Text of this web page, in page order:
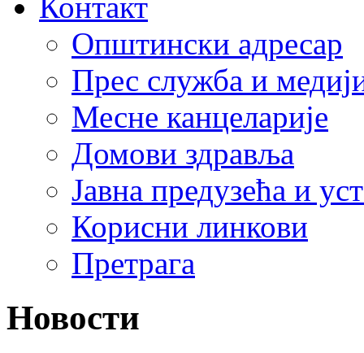
Општински адресар
Прес служба и
Месне канцеларије
Домови здравља
Јавна предузећа и
Корисни линкови
Претрага
Новости